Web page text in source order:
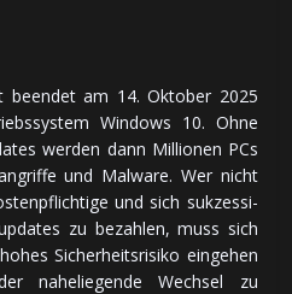
beendet am 14. Ok­to­ber 2025
Windows 10. Ohne
werden dann Mil­lio­nen PCs
und Malware. Wer nicht
und sich suk­zes­si­
zu be­zah­len, muss sich
Sicher­heits­risiko ein­ge­hen
nahe­lie­gen­de Wechsel zu